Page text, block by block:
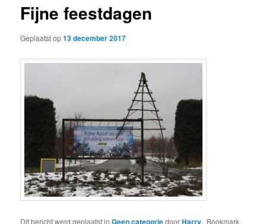
Fijne feestdagen
Geplaatst op13 december 2017
Dit bericht werd geplaatst inGeen categoriedoorHarry . Bookmark